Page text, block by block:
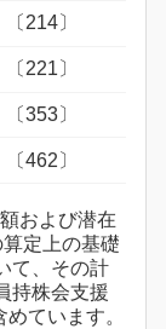
〔214〕
〔221〕
〔353〕
〔462〕
および潜在
定上の基礎
て、その計
持株会支援
ています。